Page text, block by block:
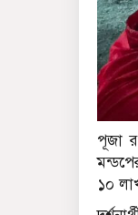
পূজা
১০